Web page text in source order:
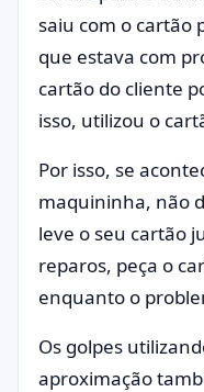
saiu com o cartão
que estava com
cartão do cliente
isso, utilizou o
Por isso, se
maquininha, não
leve o seu cartão
reparos, peça o
enquanto o
Os golpes
aproximação